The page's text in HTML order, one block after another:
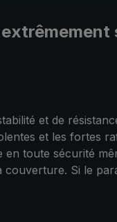
et de
et les fortes
toute sécurité
Si le